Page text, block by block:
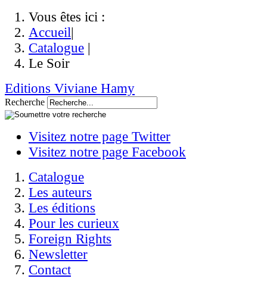
Vous êtes ici :
Accueil|
Catalogue |
Le Soir
Editions Viviane Hamy
Recherche
Visitez notre page Twitter
Visitez notre page Facebook
Catalogue
Les auteurs
Les éditions
Pour les curieux
Foreign Rights
Newsletter
Contact